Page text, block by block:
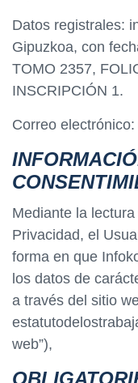
Datos registrales:
Gipuzkoa, con
TOMO 2357,
INSCRIPCIÓN 1.
Correo
Mediante la
Privacidad, el
forma en que
los datos de
a través del sitio
web”),